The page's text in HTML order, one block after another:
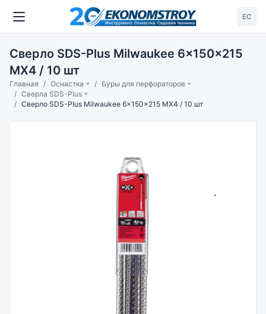
ЕС
Сверло SDS-Plus Milwaukee 6x150x215
MX4 / 10 шт
Главная Оснастка
Буры для перфораторов
Сверла SDS-Plus
Сверло SDS-Plus Milwaukee 6x150x215 MX4 / 10 шт